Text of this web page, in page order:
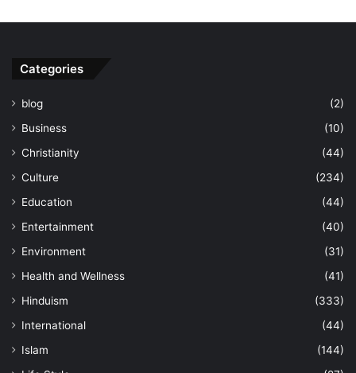
Categories
blog
(2)
Business
(10)
Christianity
(44)
Culture
(234)
Education
(44)
Entertainment
(40)
Environment
(31)
Health and Wellness
(41)
Hinduism
(333)
International
(44)
Islam
(144)